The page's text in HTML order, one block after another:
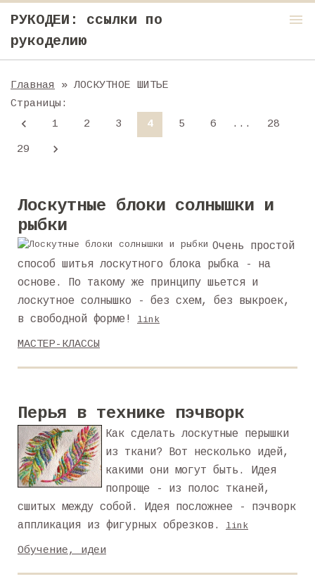
РУКОДЕИ: ссылки по
рукоделию
menu
Главная
» ЛОСКУТНОЕ ШИТЬЕ
Страницы :
1
2 3 4 5 6 ... 28
29
Лоскутные блоки солнышки и
рыбки
Очень простой
способ шитья лоскутного блока рыбка - на
основе. По такому же принципу шьется и
лоскутное солнышко - без схем, без выкроек,
в свободной форме!
link
МАСТЕР-КЛАССЫ
Перья в технике пэчворк
Как сделать лоскутные перышки
из ткани? Вот несколько идей,
какими они могут быть. Идея
попроще - из полос тканей,
сшитых между собой. Идея посложнее - пэчворк
аппликация из фигурных обрезков.
link
Обучение, идеи